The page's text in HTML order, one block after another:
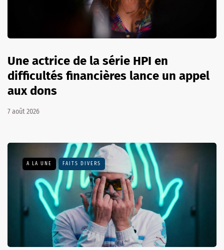
Une actrice de la série HPI en
difficultés financières lance un appel
aux dons
7 août 2026
A LA UNE FAITS DIVERS